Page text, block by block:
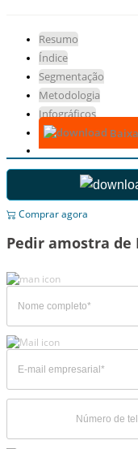
Resumo
Índice
Segmentação
Metodologia
Infográficos
Comprar agora
Pedir amostra de